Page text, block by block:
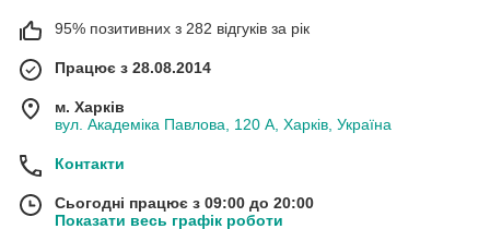
95% позитивних з 282 відгуків за рік
Працює з 28.08.2014
м. Харків
вул. Академіка Павлова, 120 А, Харків, Україна
Контакти
Сьогодні працює з 09:00 до 20:00
Показати весь графік роботи